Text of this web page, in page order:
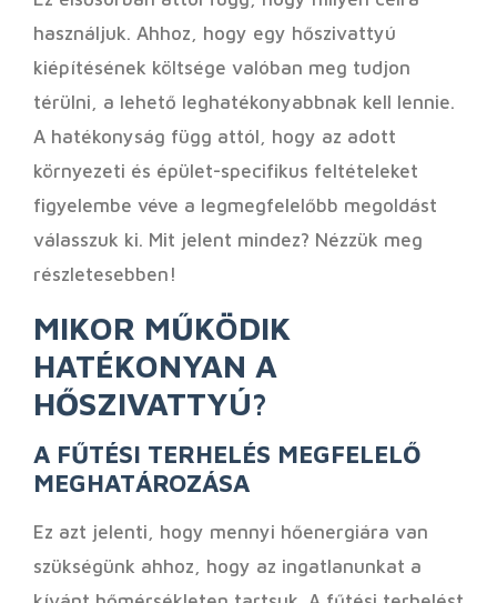
használjuk. Ahhoz, hogy egy hőszivattyú
kiépítésének költsége valóban meg tudjon
térülni, a lehető leghatékonyabbnak kell lennie.
A hatékonyság függ attól, hogy az adott
környezeti és épület-specifikus feltételeket
figyelembe véve a legmegfelelőbb megoldást
válasszuk ki. Mit jelent mindez? Nézzük meg
részletesebben!
MIKOR MŰKÖDIK
HATÉKONYAN A
HŐSZIVATTYÚ?
A FŰTÉSI TERHELÉS MEGFELELŐ
MEGHATÁROZÁSA
Ez azt jelenti, hogy mennyi hőenergiára van
szükségünk ahhoz, hogy az ingatlanunkat a